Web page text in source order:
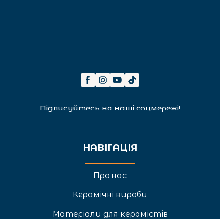
Підписуйтесь на наші соцмережі!
НАВІГАЦІЯ
Про нас
Керамічні вироби
Матеріали для керамістів